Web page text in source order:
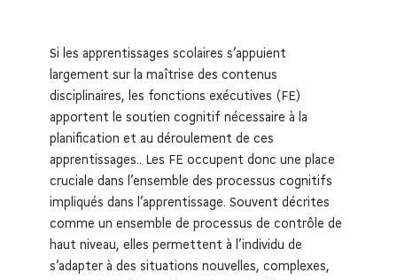
Si les apprentissages scolaires s’appuient
largement sur la maîtrise des contenus
disciplinaires, les fonctions exécutives (FE)
apportent le soutien cognitif nécessaire à la
planification et au déroulement de ces
apprentissages.. Les FE occupent donc une place
cruciale dans l’ensemble des processus cognitifs
impliqués dans l’apprentissage. Souvent décrites
comme un ensemble de processus de contrôle de
haut niveau, elles permettent à l’individu de
s’adapter à des situations nouvelles, complexes,